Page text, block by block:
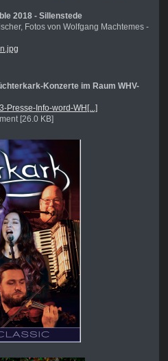
2018 - Sillenstede
Fotos von Wolfgang Machtemes -
Konzerte im Raum WHV-
Presse-Info-word-WH[...]
[26.0 KB]